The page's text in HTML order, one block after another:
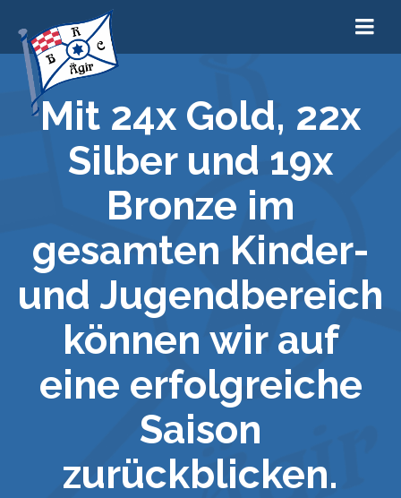
Mit 24x Gold, 22x
Silber und 19x
Bronze im
gesamten Kinder-
und Jugendbereich
können wir auf
eine erfolgreiche
Saison
zurückblicken.